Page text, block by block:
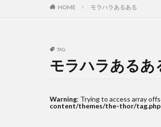
HOME モラハラあるある
TAG
モラハラあるあ
Warning: Trying to access array
content/themes/the-thor/tag.php